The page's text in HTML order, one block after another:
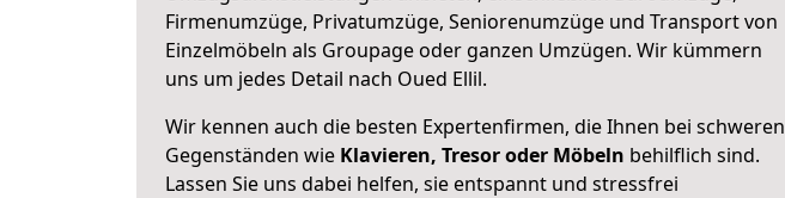
Firmenumzüge, Privatumzüge, Seniorenumzüge und Transport von
Einzelmöbeln als Groupage oder ganzen Umzügen. Wir kümmern
uns um jedes Detail nach Oued Ellil.
Wir kennen auch die besten Expertenfirmen, die Ihnen bei schweren
Gegenständen wie Klavieren, Tresor oder Möbeln behilflich sind.
Lassen Sie uns dabei helfen, sie entspannt und stressfrei